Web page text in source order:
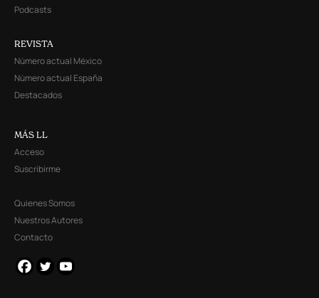
Podcasts
REVISTA
Número actual México
Número actual España
Destacados
MÁS LL
Acceso
Suscribirme
Quienes Somos
Nuestros Autores
Contacto